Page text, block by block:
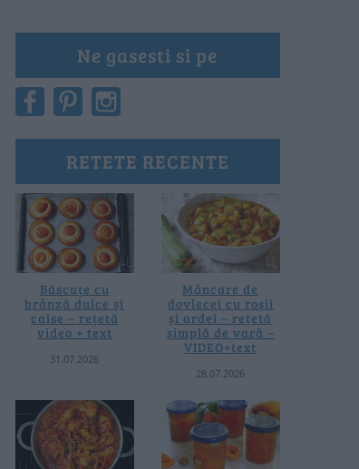
Ne gasesti si pe
RETETE RECENTE
Băscuțe cu
brânză dulce și
caise – rețetă
video + text
31.07.2026
Mâncare de
dovlecei cu roșii
și ardei – rețetă
simplă de vară –
VIDEO+text
28.07.2026